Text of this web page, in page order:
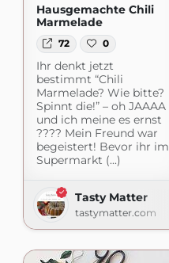
Hausgemachte Chili
Marmelade
72 0
Ihr denkt jetzt
bestimmt “Chili
Marmelade? Wie bitte?
Spinnt die!” – oh JAAAA
und ich meine es ernst
???? Mein Freund war
begeistert! Bevor ihr im
Supermarkt (...)
Tasty Matter
tastymatter.com